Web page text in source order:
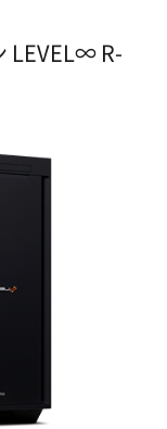
LEVEL∞ R-